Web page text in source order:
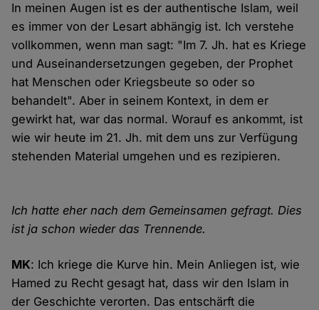
In meinen Augen ist es der authentische Islam, weil
es immer von der Lesart abhängig ist. Ich verstehe
vollkommen, wenn man sagt: "Im 7. Jh. hat es Kriege
und Auseinandersetzungen gegeben, der Prophet
hat Menschen oder Kriegsbeute so oder so
behandelt". Aber in seinem Kontext, in dem er
gewirkt hat, war das normal. Worauf es ankommt, ist
wie wir heute im 21. Jh. mit dem uns zur Verfügung
stehenden Material umgehen und es rezipieren.
Ich hatte eher nach dem Gemeinsamen gefragt. Dies
ist ja schon wieder das Trennende.
MK: Ich kriege die Kurve hin. Mein Anliegen ist, wie
Hamed zu Recht gesagt hat, dass wir den Islam in
der Geschichte verorten. Das entschärft die